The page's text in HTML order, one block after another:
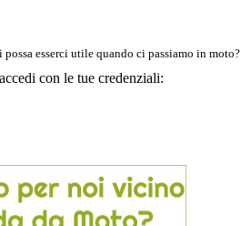
esserci utile quando ci passiamo in moto?
con le tue credenziali: